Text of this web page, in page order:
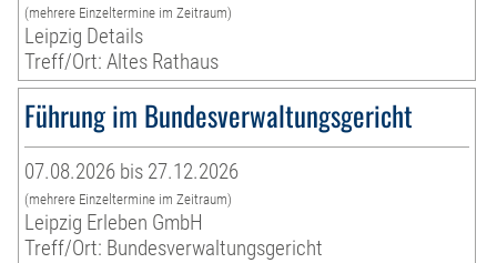
(mehrere Einzeltermine im Zeitraum)
Leipzig Details
Treff/Ort: Altes Rathaus
Führung im Bundesverwaltungsgericht
07.08.2026 bis 27.12.2026
(mehrere Einzeltermine im Zeitraum)
Leipzig Erleben GmbH
Treff/Ort: Bundesverwaltungsgericht